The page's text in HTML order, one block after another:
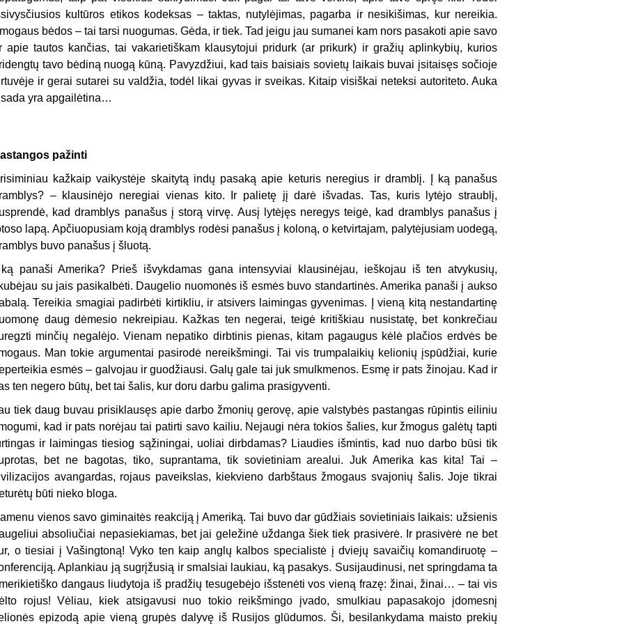
kultūros etikos kodeksas – taktas, nutylėjimas, pagarba ir nesikišimas, kur nereikia.
bėdos – tai tarsi nuogumas. Gėda, ir tiek. Tad jeigu jau sumanei kam nors pasakoti apie savo
apie tautos kančias, tai vakarietiškam klausytojui pridurk (ar prikurk) ir gražių aplinkybių, kurios
tavo bėdiną nuogą kūną. Pavyzdžiui, kad tais baisiais sovietų laikais buvai įsitaisęs sočioje
ir gerai sutarei su valdžia, todėl likai gyvas ir sveikas. Kitaip visiškai neteksi autoriteto. Auka
yra apgailėtina…
pažinti
kažkaip vaikystėje skaitytą indų pasaką apie keturis neregius ir dramblį. Į ką panašus
– klausinėjo neregiai vienas kito. Ir palietę jį darė išvadas. Tas, kuris lytėjo straublį,
kad dramblys panašus į storą virvę. Ausį lytėjęs neregys teigė, kad dramblys panašus į
lapą. Apčiuopusiam koją dramblys rodėsi panašus į koloną, o ketvirtajam, palytėjusiam uodegą,
buvo panašus į šluotą.
ką panaši Amerika? Prieš išvykdamas gana intensyviai klausinėjau, ieškojau iš ten atvykusių,
su jais pasikalbėti. Daugelio nuomonės iš esmės buvo standartinės. Amerika panaši į aukso
Tereikia smagiai padirbėti kirtikliu, ir atsivers laimingas gyvenimas. Į vieną kitą nestandartinę
daug dėmesio nekreipiau. Kažkas ten negerai, teigė kritiškiau nusistatę, bet konkrečiau
minčių negalėjo. Vienam nepatiko dirbtinis pienas, kitam pagaugus kėlė plačios erdvės be
Man tokie argumentai pasirodė nereikšmingi. Tai vis trumpalaikių kelionių įspūdžiai, kurie
esmės – galvojau ir guodžiausi. Galų gale tai juk smulkmenos. Esmę ir pats žinojau. Kad ir
ten negero būtų, bet tai šalis, kur doru darbu galima prasigyventi.
tiek daug buvau prisiklausęs apie darbo žmonių gerovę, apie valstybės pastangas rūpintis eiliniu
kad ir pats norėjau tai patirti savo kailiu. Nejaugi nėra tokios šalies, kur žmogus galėtų tapti
ir laimingas tiesiog sąžiningai, uoliai dirbdamas? Liaudies išmintis, kad nuo darbo būsi tik
bet ne bagotas, tiko, suprantama, tik sovietiniam arealui. Juk Amerika kas kita! Tai –
avangardas, rojaus paveikslas, kiekvieno darbštaus žmogaus svajonių šalis. Joje tikrai
būti nieko bloga.
vienos savo giminaitės reakciją į Ameriką. Tai buvo dar gūdžiais sovietiniais laikais: užsienis
absoliučiai nepasiekiamas, bet jai geležinė uždanga šiek tiek prasivėrė. Ir prasivėrė ne bet
o tiesiai į Vašingtoną! Vyko ten kaip anglų kalbos specialistė į dviejų savaičių komandiruotę –
Aplankiau ją sugrįžusią ir smalsiai laukiau, ką pasakys. Susijaudinusi, net springdama ta
dangaus liudytoja iš pradžių tesugebėjo išstenėti vos vieną frazę: žinai, žinai… – tai vis
rojus! Vėliau, kiek atsigavusi nuo tokio reikšmingo įvado, smulkiau papasakojo įdomesnį
epizodą apie vieną grupės dalyvę iš Rusijos glūdumos. Ši, besilankydama maisto prekių